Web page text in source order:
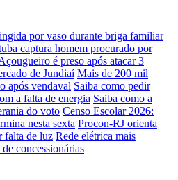
por vaso durante briga familiar
captura homem procurado por
é preso após atacar 3
de Jundiaí Mais de 200 mil
após vendaval Saiba como pedir
a falta de energia Saiba como a
do voto Censo Escolar 2026:
nesta sexta Procon-RJ orienta
falta de luz Rede elétrica mais
concessionárias